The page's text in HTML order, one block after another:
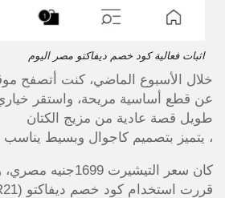
اثبات فعالية كود خصم ديفاكتو مصر اليوم
خلال الأسبوع الماضي، كنت أتصفح
عن قطع أساسية مريحة، واستقر
طويل قصة عادية من مزيج الكتان
، يتميز بتصميم كاجوال وبسيط يناسب
كان سعر التيشيرت